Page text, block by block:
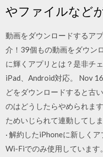
やファイルなど
動画をダウンロードするア
介！39個もの動画をダウン
に輝くアプリとは？是非チ
iPad、Android対応。 Nov
どをダウンロードすると古
のはどうしたらやめられま
ためいじられて連動してし
· 解約したiPhoneに新しく
Wi-Fiでのみ使用しています